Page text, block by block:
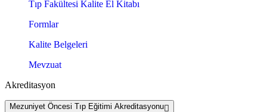
Tıp Fakültesi Kalite El Kitabı
Formlar
Kalite Belgeleri
Mevzuat
Akreditasyon
Mezuniyet Öncesi Tıp Eğitimi Akreditasyonu